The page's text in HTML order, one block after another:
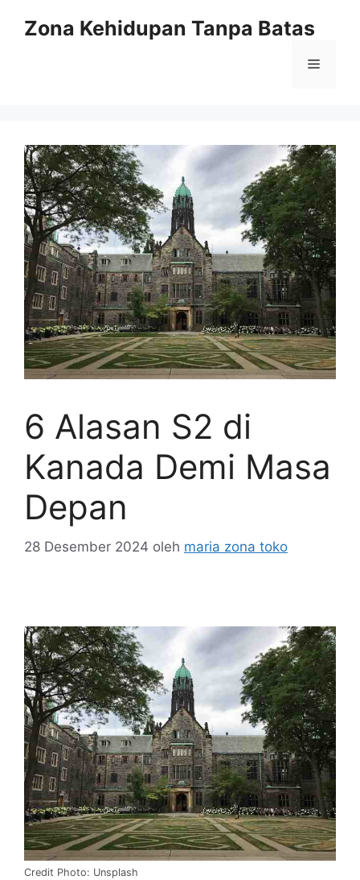
Zona Kehidupan Tanpa Batas
Menu
6 Alasan S2 di
Kanada Demi Masa
Depan
28 Desember 2024 oleh maria zona toko
Credit Photo: Unsplash